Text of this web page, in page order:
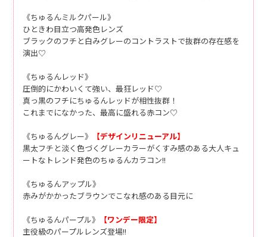
《ちゅるんミルクパール》
ひときわ目立つ高発色レンズ
ブラックのフチと白みグレーのコントラストで抜群の存在感を
演出♡
《ちゅるんレッド》
圧倒的にかわいくて強い、最狂レッド♡
真っ黒のフチにちゅるんレッドが相性抜群！
これまでになかった、最高に盛れる赤コン♡
《ちゅるんグレー》
【デザインリニューアル】
黒太フチと淡く色づくグレーカラーがくすみ感のある大人キュ
ートなトレンド発色のちゅるんカラコン!!
《ちゅるんアップル》
赤みがかかったブラウンでこなれ感のある目元に
《ちゅるんパープル》
【ワンデー限定】
主役級のパープルレンズ登場!!